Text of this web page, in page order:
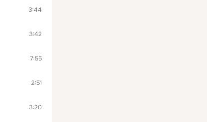
3:44
3:42
7:55
2:51
3:20